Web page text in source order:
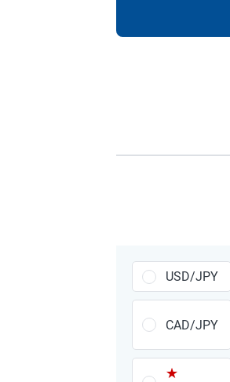
GBP/JPY
AUD/JPY
NZD/JPY
USD/JPY
CAD/JPY
★